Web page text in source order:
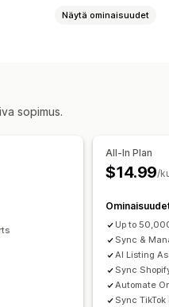
Virheraportit
Reaaliaikainen tila
Näytä ominaisuudet
listaukset
Tukkutilaukset
sopimus.
All-In Plan
$14.99/
Up to
Sync &
AI Listing
Sync
Automate
Sync